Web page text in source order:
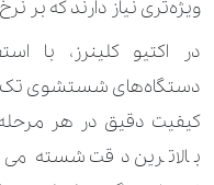
شلوار
شلوارک
ویژه‌تری نیاز دارند که بر
در اکتیو کلینرز، با
دستگاه‌های شستشوی
کیفیت دقیق در هر
بالاترین دقت شسته